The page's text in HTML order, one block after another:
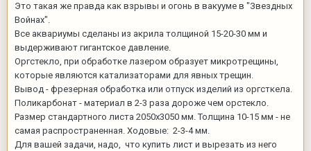
Это такая же правда как взрывы и огонь в вакууме в "Звездных
Войнах".
Все аквариумы сделаны из акрила толщиной 15-20-30 мм и
выдерживают гигантское давление.
Оргстекло, при обработке лазером образует микротрещины,
которые являются катализаторами для явных трещин.
Вывод - фрезерная обработка или отпуск изделий из оргсткела.
Поликарбонат - материал в 2-3 раза дороже чем орстекло.
Размер стандартного листа 2050х3050 мм. Толщина 10-15 мм - не
самая распространенная. Ходовые: 2-3-4 мм.
Для вашей задачи, надо, что купить лист и вырезать из него